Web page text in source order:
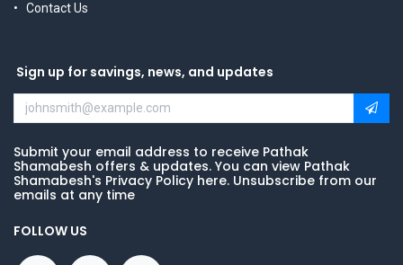
Contact Us
Sign up for savings, news, and updates
Submit your email address to receive Pathak
Shamabesh offers & updates. You can view Pathak
Shamabesh's Privacy Policy here. Unsubscribe from our
emails at any time
FOLLOW US